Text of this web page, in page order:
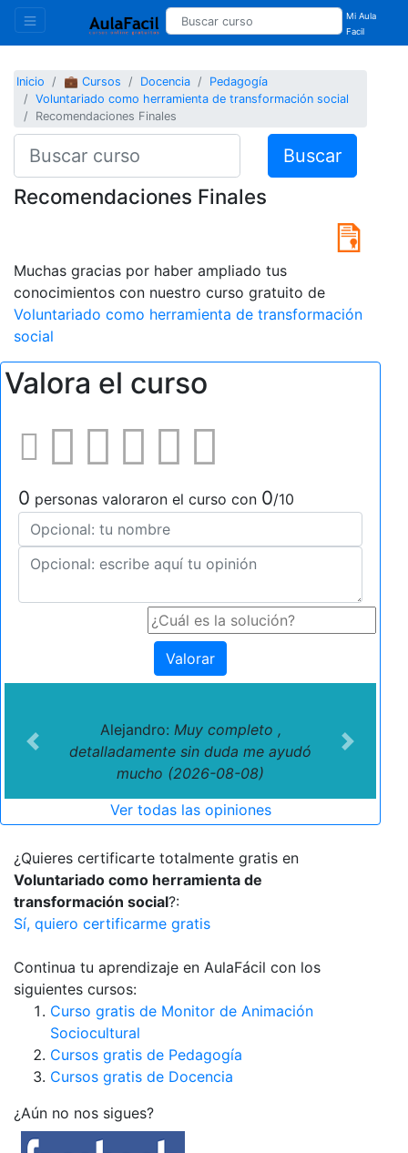
Mi Aula
Facil
Inicio 💼 Cursos Docencia
Pedagogía
Voluntariado como herramienta de transformación social
Recomendaciones Finales
Buscar
Recomendaciones Finales
Muchas gracias por haber ampliado tus
conocimientos con nuestro curso gratuito de
Voluntariado como herramienta de transformación
social
Valora el curso
0 personas valoraron el curso con 0/10
Valorar
Alejandro: Muy completo ,
detalladamente sin duda me ayudó
mucho (2026-08-08)
Previous Next
Ver todas las opiniones
¿Quieres certificarte totalmente gratis en
Voluntariado como herramienta de
transformación social?:
Sí, quiero certificarme gratis
Continua tu aprendizaje en AulaFácil con los
siguientes cursos:
Curso gratis de Monitor de Animación
Sociocultural
Cursos gratis de Pedagogía
Cursos gratis de Docencia
¿Aún no nos sigues?